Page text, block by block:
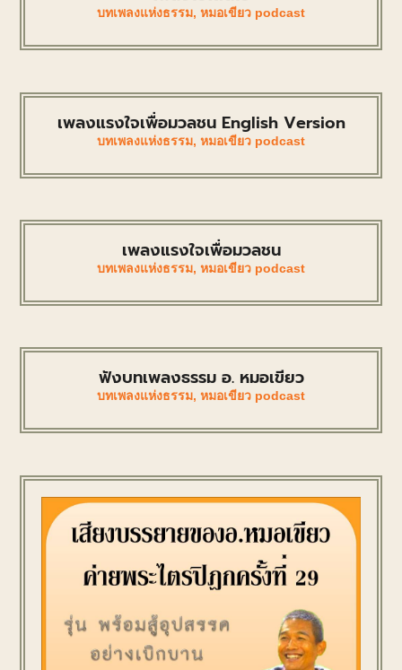
บทเพลงแห่งธรรม, หมอเขียว podcast
เพลงแรงใจเพื่อมวลชน English Version
บทเพลงแห่งธรรม, หมอเขียว podcast
เพลงแรงใจเพื่อมวลชน
บทเพลงแห่งธรรม, หมอเขียว podcast
ฟังบทเพลงธรรม อ. หมอเขียว
บทเพลงแห่งธรรม, หมอเขียว podcast